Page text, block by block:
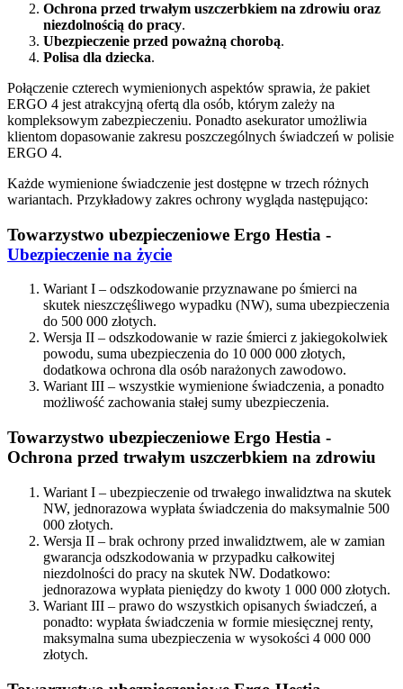
Ochrona przed trwałym uszczerbkiem na zdrowiu oraz
niezdolnością do pracy.
Ubezpieczenie przed poważną chorobą.
Polisa dla dziecka.
Połączenie czterech wymienionych aspektów sprawia, że pakiet
ERGO 4 jest atrakcyjną ofertą dla osób, którym zależy na
kompleksowym zabezpieczeniu. Ponadto asekurator umożliwia
klientom dopasowanie zakresu poszczególnych świadczeń w polisie
ERGO 4.
Każde wymienione świadczenie jest dostępne w trzech różnych
wariantach. Przykładowy zakres ochrony wygląda następująco:
Towarzystwo ubezpieczeniowe Ergo Hestia -
Ubezpieczenie na życie
Wariant I – odszkodowanie przyznawane po śmierci na
skutek nieszczęśliwego wypadku (NW), suma ubezpieczenia
do 500 000 złotych.
Wersja II – odszkodowanie w razie śmierci z jakiegokolwiek
powodu, suma ubezpieczenia do 10 000 000 złotych,
dodatkowa ochrona dla osób narażonych zawodowo.
Wariant III – wszystkie wymienione świadczenia, a ponadto
możliwość zachowania stałej sumy ubezpieczenia.
Towarzystwo ubezpieczeniowe Ergo Hestia -
Ochrona przed trwałym uszczerbkiem na zdrowiu
Wariant I – ubezpieczenie od trwałego inwalidztwa na skutek
NW, jednorazowa wypłata świadczenia do maksymalnie 500
000 złotych.
Wersja II – brak ochrony przed inwalidztwem, ale w zamian
gwarancja odszkodowania w przypadku całkowitej
niezdolności do pracy na skutek NW. Dodatkowo:
jednorazowa wypłata pieniędzy do kwoty 1 000 000 złotych.
Wariant III – prawo do wszystkich opisanych świadczeń, a
ponadto: wypłata świadczenia w formie miesięcznej renty,
maksymalna suma ubezpieczenia w wysokości 4 000 000
złotych.